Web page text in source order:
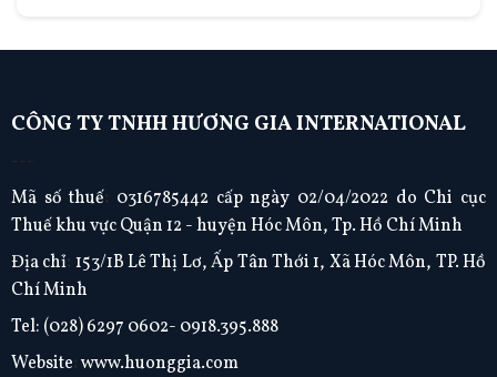
CÔNG TY TNHH HƯƠNG GIA INTERNATIONAL
---
Mã số thuế: 0316785442 cấp ngày 02/04/2022 do Chi cục
Thuế khu vực Quận 12 - huyện Hóc Môn, Tp. Hồ Chí Minh
Địa chỉ: 153/1B Lê Thị Lơ, Ấp Tân Thới 1, Xã Hóc Môn, TP. Hồ
Chí Minh
Tel: (028) 6297 0602- 0918.395.888
Website:www.huonggia.com